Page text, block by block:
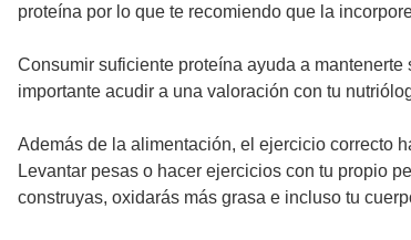
proteína por lo que te recomiendo que la
Consumir suficiente proteína ayuda a
importante acudir a una valoración con tu
Además de la alimentación, el ejercicio correcto
Levantar pesas o hacer ejercicios con tu propio
construyas, oxidarás más grasa e incluso tu